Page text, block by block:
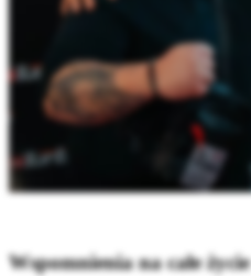
Wspomnienia na całe życie